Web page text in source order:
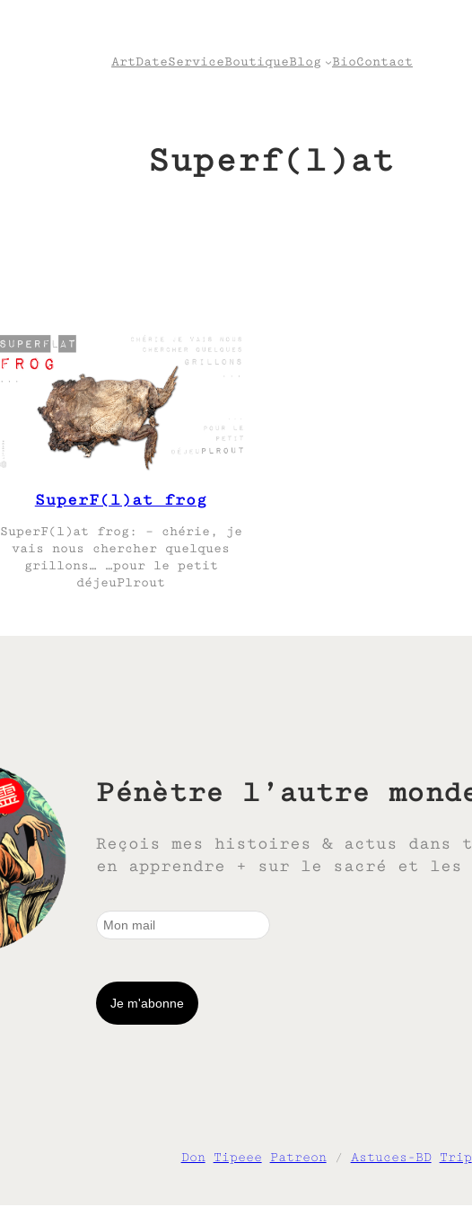
ArtDateServiceBoutiqueBlog BioContact
Superf(l)at
SuperF(l)at frog
SuperF(l)at frog: – chérie, je
vais nous chercher quelques
grillons… …pour le petit
déjeuPlrout
Pénètre l’autre
Reçois mes histoires & actus
en apprendre + sur le sacré et les
Don Tipeee Patreon/ Astuces-BD Trip